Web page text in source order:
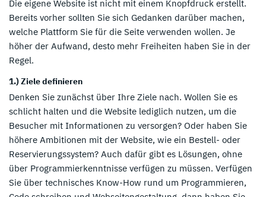
Die eigene Website ist nicht mit einem Knopfdruck erstellt.
Bereits vorher sollten Sie sich Gedanken darüber machen,
welche Plattform Sie für die Seite verwenden wollen. Je
höher der Aufwand, desto mehr Freiheiten haben Sie in der
Regel.
1.) Ziele definieren
Denken Sie zunächst über Ihre Ziele nach. Wollen Sie es
schlicht halten und die Website lediglich nutzen, um die
Besucher mit Informationen zu versorgen? Oder haben Sie
höhere Ambitionen mit der Website, wie ein Bestell- oder
Reservierungssystem? Auch dafür gibt es Lösungen, ohne
über Programmierkenntnisse verfügen zu müssen. Verfügen
Sie über technisches Know-How rund um Programmieren,